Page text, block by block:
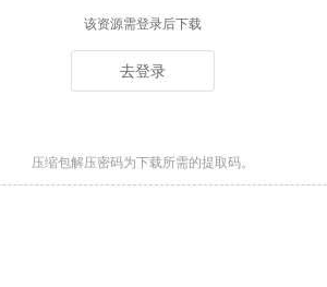
该资源需登录后下载
去登录
压缩包解压密码为下载所需的提取码。